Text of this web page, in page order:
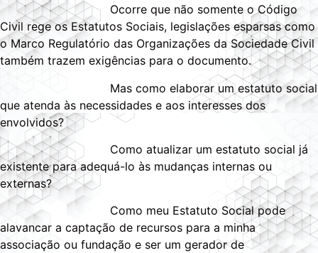
Ocorre que não somente o Código
Civil rege os Estatutos Sociais, legislações esparsas como
o Marco Regulatório das Organizações da Sociedade Civil
também trazem exigências para o documento.
Mas como elaborar um estatuto social
que atenda às necessidades e aos interesses dos
envolvidos?
Como atualizar um estatuto social já
existente para adequá-lo às mudanças internas ou
externas?
Como meu Estatuto Social pode
alavancar a captação de recursos para a minha
associação ou fundação e ser um gerador de